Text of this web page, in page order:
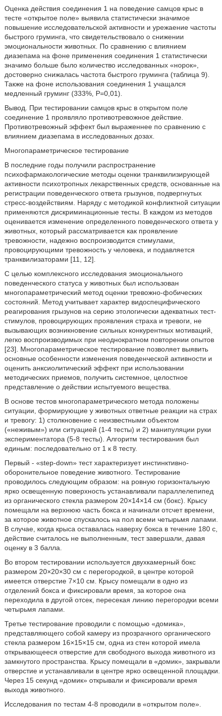
Оценка действия соединения 1 на поведение самцов крыс в
тесте «открытое поле» выявила статистически значимое
повышение исследовательской активности и урежаение частоты
быстрого груминга, что свидетельствовало о снижении
эмоциональности животных. По сравнению с влиянием
диазепама на фоне применения соединения 1 статистически
значимо больше было количество исследованных «норок»,
достоверно снижалась частота быстрого груминга (таблица 9).
Также на фоне использования соединения 1 учащался
медленный груминг (333%, P=0,01).
Вывод. При тестировании самцов крыс в открытом поле
соединение 1 проявляло противотревожное действие.
Противотревожный эффект был выраженнее по сравнению с
влиянием диазепама в исследованных дозах.
Многопараметрическое тестирование
В последние годы получили распространение
психофармакологические методы оценки транквилизирующей
активности психотропных лекарственных средств, основанные на
регистрации поведенческого ответа грызунов, подвергнутых
стресс-воздействиям. Наряду с методикой конфликтной ситуации
применяются дискриминационные тесты. В каждом из методов
оценивается изменение определенного поведенческого ответа у
животных, который рассматривается как проявление
тревожности, надежно воспроизводится стимулами,
провоцирующими тревожность у человека, и подавляется
транквилизаторами [11, 12].
С целью комплексного исследования эмоционального
поведенческого статуса у животных был использован
многопараметрический метод оценки тревожно-фобических
состояний. Метод учитывает характер видоспецифического
реагирования грызунов на серию этологически адекватных тест-
стимулов, провоцирующих проявления страха и тревоги, не
вызывающих возникновение сильных конкурентных мотиваций,
легко воспроизводимых при неоднократном повторении опытов
[23]. Многопараметрическое тестирование позволяет выявить
основные особенности изменения поведенческой активности и
оценить анксиолитический эффект при использовании
методических приемов, получить системное, целостное
представление о действии испытуемого вещества.
В основе тестов многопараметрического метода положены
ситуации, формирующие у животных ответные реакции на страх
и тревогу: 1) столкновение с неизвестными объектом
(«неживым») или ситуацией (1-4 тесты) и 2) манипуляции руки
экспериментатора (5-8 тесты). Алгоритм тестирования был
единым: последовательно от 1 к 8 тесту.
Первый - «step-down» тест характеризует инстинктивно-
оборонительное поведение животного. Тестирование
проводилось следующим образом: на ровную горизонтальную
ярко освещенную поверхность устанавливали параллелепипед
из органического стекла размером 20×14×14 см (бокс). Крысу
помещали на верхнюю часть бокса и начинали отсчет времени,
за которое животное спускалось на пол всеми четырьмя лапами.
В случае, когда крыса оставалась наверху бокса в течение 180 с,
действие считалось не выполненным, тест завершали, давая
оценку в 3 балла.
Во втором тестировании используется двухкамерный бокс
размером 20×20×30 см с перегородкой, в центре которой
имеется отверстие 7×10 см. Крысу помещали в одно из
отделений бокса и фиксировали время, за которое она
переходила в другой отсек, пересекая линию перегородки всеми
четырьмя лапами.
Третье тестирование проводили с помощью «домика»,
представляющего собой камеру из прозрачного органического
стекла размером 16×15×15 см, одна из стен которой имела
открывающееся отверстие для свободного выхода животного из
замкнутого пространства. Крысу помещали в «домик», закрывали
отверстие и устанавливали в центре ярко освещенной площадки.
Через 15 секунд «домик» открывали и фиксировали время
выхода животного.
Исследования по тестам 4-8 проводили в «открытом поле».